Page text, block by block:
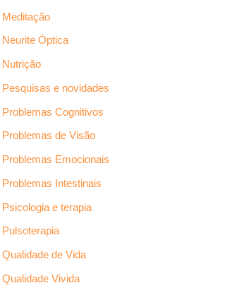
Meditação
Neurite Óptica
Nutrição
Pesquisas e novidades
Problemas Cognitivos
Problemas de Visão
Problemas Emocionais
Problemas Intestinais
Psicologia e terapia
Pulsoterapia
Qualidade de Vida
Qualidade Vivida